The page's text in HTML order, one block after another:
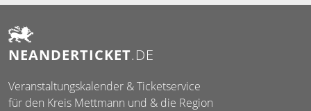
NEANDERTICKET.DE
Veranstaltungskalender & Ticketservice
für den Kreis Mettmann und & die Region